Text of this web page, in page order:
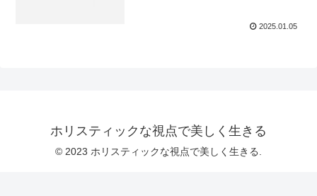
2025.01.05
ホリスティックな視点で美しく生きる
© 2023 ホリスティックな視点で美しく生きる.